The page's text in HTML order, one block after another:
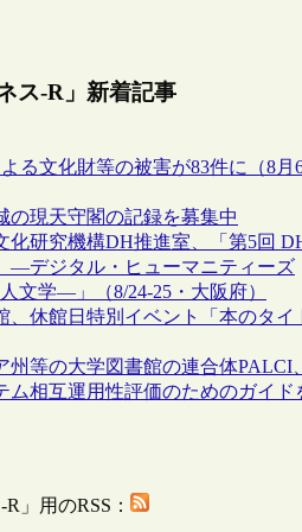
ス-R」新着記事
る文化財等の被害が83件に（8月
の現天守閣の記録を募集中
化研究機構DH推進室、「第5回
―デジタル・ヒューマニティーズ
文学―」（8/24-25・大阪府）
、休館日特別イベント「本のタイ
等の大学図書館の連合体PALCI、
ム相互運用性評価のためのガイド
」用のRSS：